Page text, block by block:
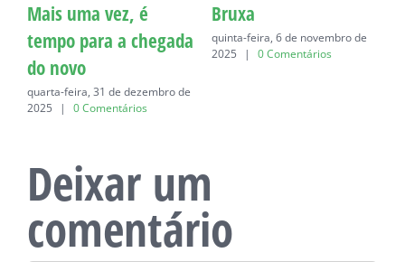
Mais uma vez, é
tempo para a chegada
do novo
quarta-feira, 31 de dezembro de
2025
| 0 Comentários
Bruxa
quinta-feira, 6 de novembro de
2025
| 0 Comentários
Deixar um
comentário